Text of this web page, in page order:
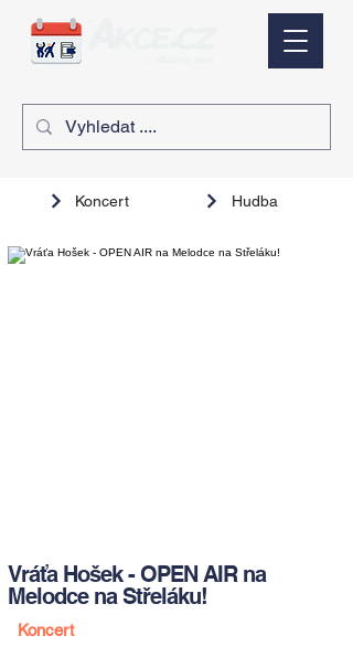
Koncert Hudba
Vráťa Hošek - OPEN AIR na
Melodce na Střeláku!
Koncert